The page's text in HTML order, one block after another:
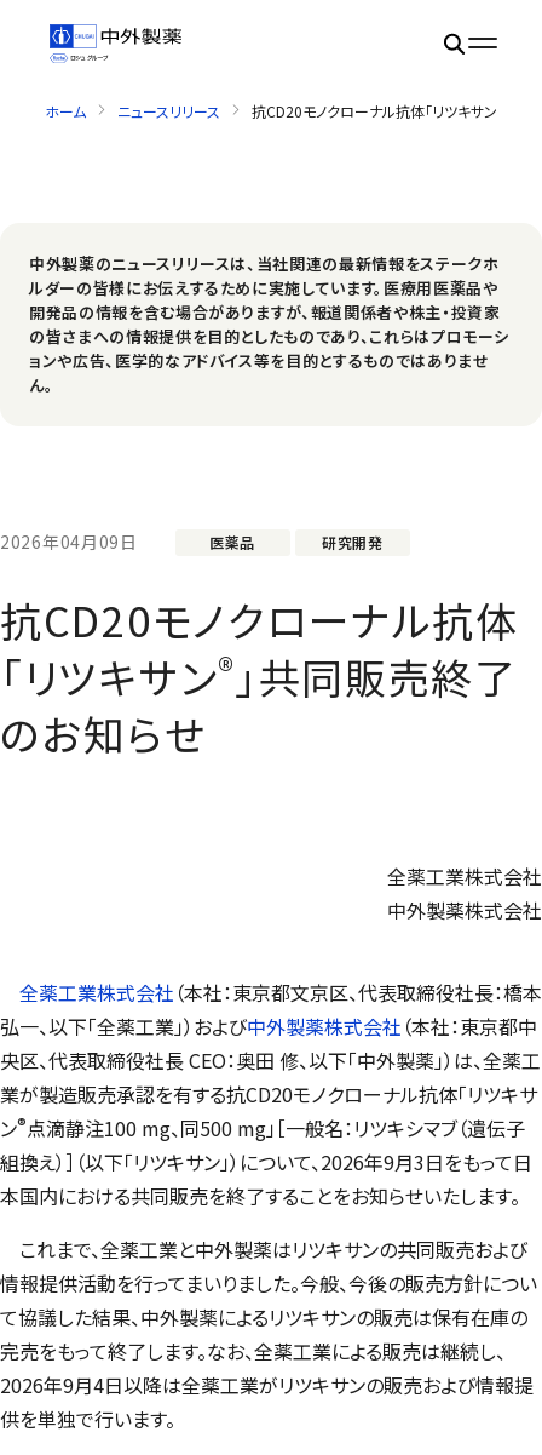
ホーム ニュースリリース 抗CD20モノクローナル抗体「リツキサン®」共
中外製薬のニュースリリースは、当社関連の最新情報をステークホ
ルダーの皆様にお伝えするために実施しています。医療用医薬品や
開発品の情報を含む場合がありますが、報道関係者や株主・投資家
の皆さまへの情報提供を目的としたものであり、これらはプロモーシ
ョンや広告、医学的なアドバイス等を目的とするものではありませ
ん。
2026年04月09日 医薬品 研究開発
抗CD20モノクローナル抗体
「リツキサン® 」共同販売終了
のお知らせ
全薬工業株式会社
中外製薬株式会社
全薬工業株式会社 （本社：東京都文京区、代表取締役社長：橋本
弘一、以下「全薬工業」）および中外製薬株式会社 （本社：東京都中
央区、代表取締役社長 CEO：奥田 修、以下「中外製薬」）は、全薬工
業が製造販売承認を有する抗CD20モノクローナル抗体「リツキサ
ン®点滴静注100 mg、同500 mg」［一般名：リツキシマブ（遺伝子
組換え）］（以下「リツキサン」）について、2026年9月3日をもって日
本国内における共同販売を終了することをお知らせいたします。
これまで、全薬工業と中外製薬はリツキサンの共同販売および
情報提供活動を行ってまいりました。今般、今後の販売方針につい
て協議した結果、中外製薬によるリツキサンの販売は保有在庫の
完売をもって終了します。なお、全薬工業による販売は継続し、
2026年9月4日以降は全薬工業がリツキサンの販売および情報提
供を単独で行います。